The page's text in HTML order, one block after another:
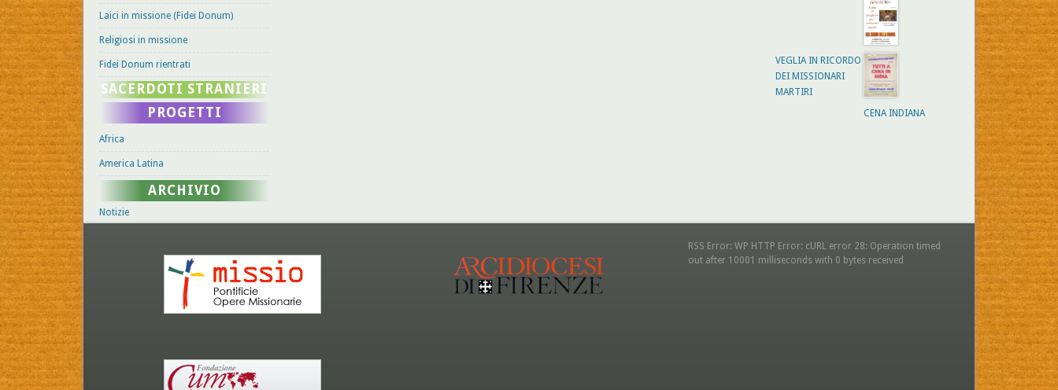
Laici in missione (Fidei Donum)
Religiosi in missione
Fidei Donum rientrati
SACERDOTI STRANIERI
PROGETTI
Africa
America Latina
ARCHIVIO
Notizie
VEGLIA IN RICORDO
DEI MISSIONARI
MARTIRI
CENA INDIANA
RSS Error: WP HTTP Error: cURL error 28: Operation timed
out after 10001 milliseconds with 0 bytes received